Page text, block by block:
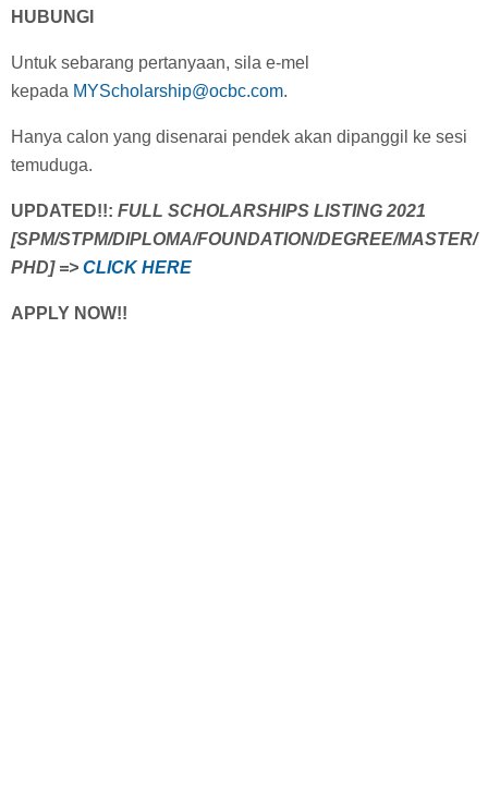
HUBUNGI
Untuk sebarang pertanyaan, sila e-mel
kepada MYScholarship@ocbc.com.
Hanya calon yang disenarai pendek akan dipanggil ke sesi
temuduga.
UPDATED!!: FULL SCHOLARSHIPS LISTING 2021
[SPM/STPM/DIPLOMA/FOUNDATION/DEGREE/MASTER/
PHD] => CLICK HERE
APPLY NOW!!